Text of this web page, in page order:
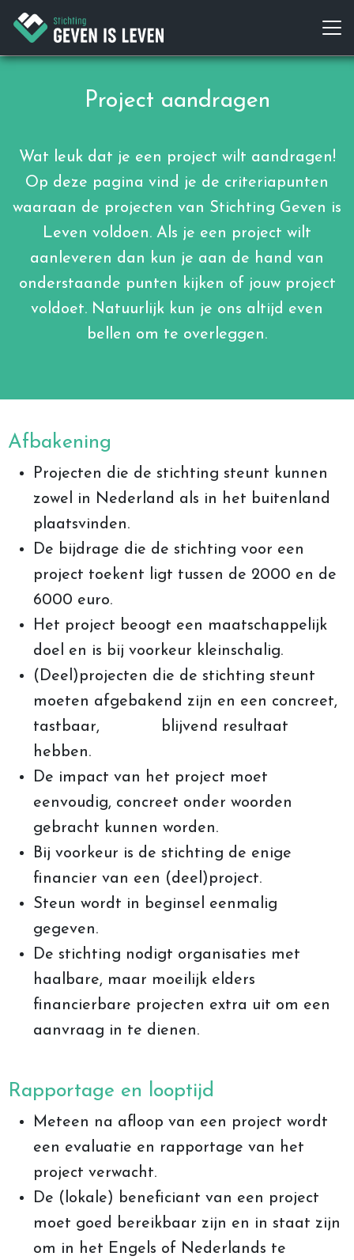
Project aandragen
Wat leuk dat je een project wilt aandragen!
Op deze pagina vind je de criteriapunten
waaraan de projecten van Stichting Geven is
Leven voldoen. Als je een project wilt
aanleveren dan kun je aan de hand van
onderstaande punten kijken of jouw project
voldoet. Natuurlijk kun je ons altijd even
bellen om te overleggen.
Afbakening
Projecten die de stichting steunt kunnen
zowel in Nederland als in het buitenland
plaatsvinden.
De bijdrage die de stichting voor een
project toekent ligt tussen de 2000 en de
6000 euro.
Het project beoogt een maatschappelijk
doel en is bij voorkeur kleinschalig.
(Deel)projecten die de stichting steunt
moeten afgebakend zijn en een concreet,
tastbaar, blijvend resultaat
hebben.
De impact van het project moet
eenvoudig, concreet onder woorden
gebracht kunnen worden.
Bij voorkeur is de stichting de enige
financier van een (deel)project.
Steun wordt in beginsel eenmalig
gegeven.
De stichting nodigt organisaties met
haalbare, maar moeilijk elders
financierbare projecten extra uit om een
aanvraag in te dienen.
Rapportage en looptijd
Meteen na afloop van een project wordt
een evaluatie en rapportage van het
project verwacht.
De (lokale) beneficiant van een project
moet goed bereikbaar zijn en in staat zijn
om in het Engels of Nederlands te